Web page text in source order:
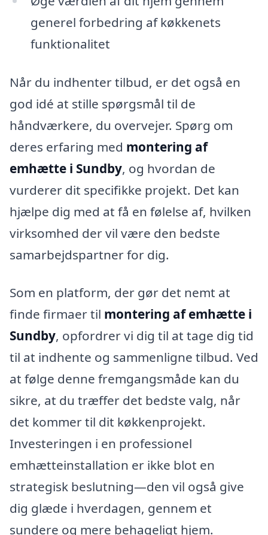
generel forbedring af køkkenets
funktionalitet
Når du indhenter tilbud, er det også en
god idé at stille spørgsmål til de
håndværkere, du overvejer. Spørg om
deres erfaring med montering af
emhætte i Sundby, og hvordan de
vurderer dit specifikke projekt. Det kan
hjælpe dig med at få en følelse af, hvilken
virksomhed der vil være den bedste
samarbejdspartner for dig.
Som en platform, der gør det nemt at
finde firmaer til montering af emhætte i
Sundby, opfordrer vi dig til at tage dig tid
til at indhente og sammenligne tilbud. Ved
at følge denne fremgangsmåde kan du
sikre, at du træffer det bedste valg, når
det kommer til dit køkkenprojekt.
Investeringen i en professionel
emhætteinstallation er ikke blot en
strategisk beslutning—den vil også give
dig glæde i hverdagen, gennem et
sundere og mere behageligt hjem.